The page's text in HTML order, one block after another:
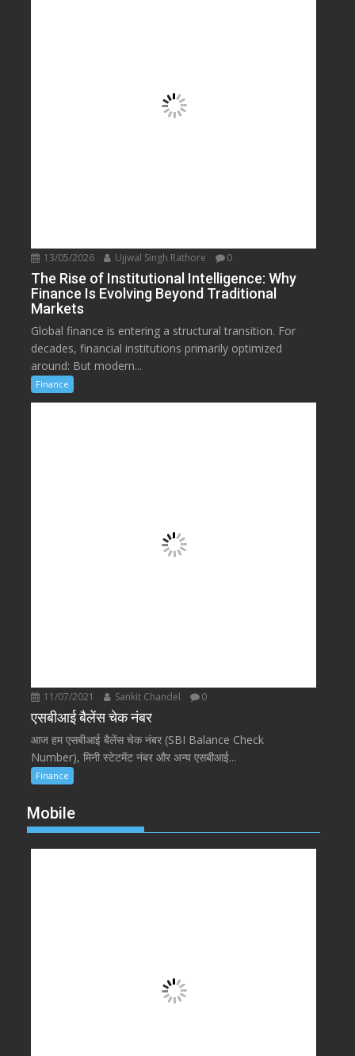
13/05/2026 Ujjwal Singh Rathore 0
The Rise of Institutional Intelligence: Why
Finance Is Evolving Beyond Traditional
Markets
Global finance is entering a structural transition. For
decades, financial institutions primarily optimized
around: But modern...
Finance
11/07/2021 Sankit Chandel 0
एसबीआई बैलेंस चेक नंबर
आज हम एसबीआई बैलेंस चेक नंबर (SBI Balance Check
Number), मिनी स्टेटमेंट नंबर और अन्य एसबीआई...
Finance
Mobile